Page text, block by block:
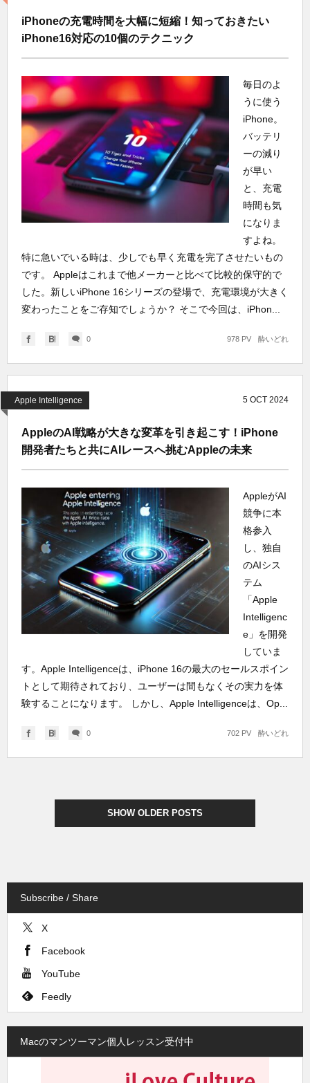
iPhoneの充電時間を大幅に短縮！知っておきたい
iPhone16対応の10個のテクニック
毎日のよ
うに使う
iPhone。
バッテリ
ーの減り
が早い
と、充電
時間も気
になりま
すよね。
特に急いでいる時は、少しでも早く充電を完了させたいもの
です。 Appleはこれまで他メーカーと比べて比較的保守的で
した。新しいiPhone 16シリーズの登場で、充電環境が大きく
変わったことをご存知でしょうか？ そこで今回は、iPhon...
0 酔いどれ
978 PV
Apple Intelligence 5 OCT 2024
AppleのAI戦略が大きな変革を引き起こす！iPhone
開発者たちと共にAIレースへ挑むAppleの未来
AppleがAI
競争に本
格参入
し、独自
のAIシス
テム
「Apple
Intelligenc
e」を開発
していま
す。Apple Intelligenceは、iPhone 16の最大のセールスポイン
トとして期待されており、ユーザーは間もなくその実力を体
験することになります。 しかし、Apple Intelligenceは、Op...
0 酔いどれ
702 PV
SHOW OLDER POSTS
Subscribe / Share
X
Facebook
YouTube
Feedly
Macのマンツーマン個人レッスン受付中